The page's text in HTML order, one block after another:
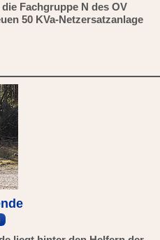
Fachgruppe N des OV
50 KVa-Netzersatzanlage